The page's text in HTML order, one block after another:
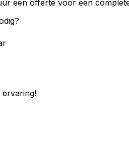
een offerte voor een
ervaring!